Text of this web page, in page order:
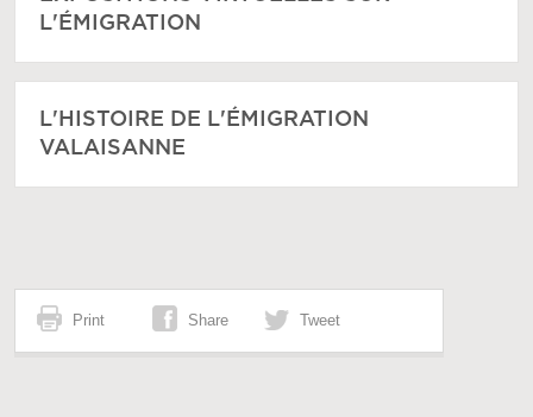
L'ÉMIGRATION
L'HISTOIRE DE L'ÉMIGRATION
VALAISANNE
Print Share Tweet